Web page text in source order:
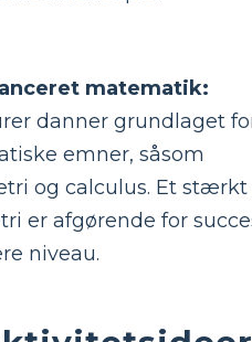
matematik:
danner grundlaget
emner, såsom
og calculus. Et stærkt
er afgørende for
niveau.